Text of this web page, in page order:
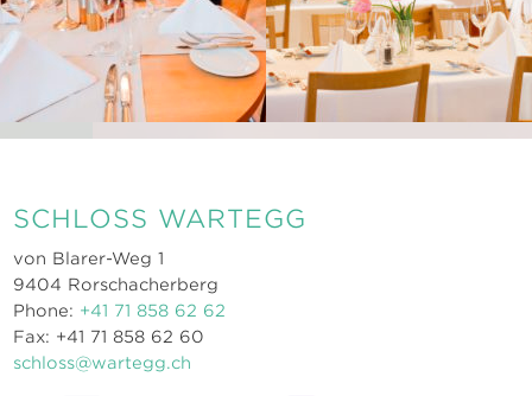
SCHLOSS WARTEGG
von Blarer-Weg 1
9404 Rorschacherberg
Phone: +41 71 858 62 62
Fax: +41 71 858 62 60
schloss@wartegg.ch